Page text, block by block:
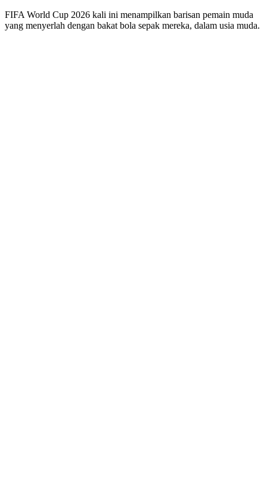
FIFA World Cup 2026 kali ini menampilkan barisan pemain muda
yang menyerlah dengan bakat bola sepak mereka, dalam usia muda.